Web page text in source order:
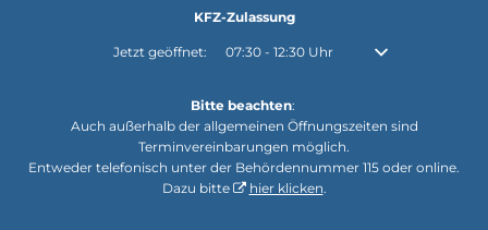
KFZ-Zulassung
Klicken, um weitere Öffnungs- oder Schließzeiten
Jetzt geöffnet: 07:30 - 12:30 Uhr Von 07:30 bis 12:30
Bitte beachten:
Auch außerhalb der allgemeinen Öffnungszeiten sind
Terminvereinbarungen möglich.
Entweder telefonisch unter der Behördennummer 115 oder online.
Dazu bitte
hier klicken.